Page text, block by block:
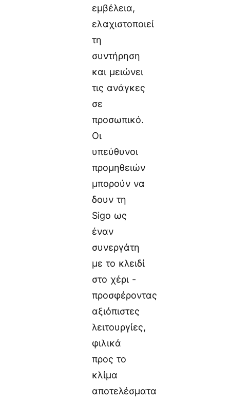
εμβέλεια,
ελαχιστοποιεί
τη
συντήρηση
και μειώνει
τις ανάγκες
σε
προσωπικό.
Οι
υπεύθυνοι
προμηθειών
μπορούν να
δουν τη
Sigo ως
έναν
συνεργάτη
με το κλειδί
στο χέρι -
προσφέροντας
αξιόπιστες
λειτουργίες,
φιλικά
προς το
κλίμα
αποτελέσματα